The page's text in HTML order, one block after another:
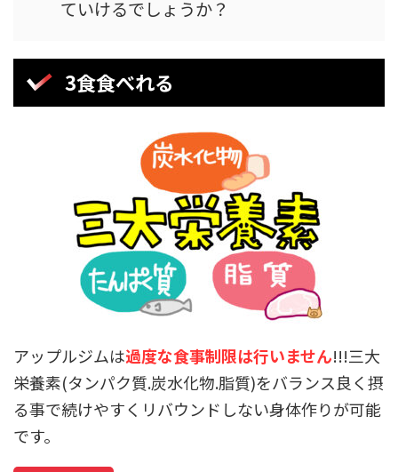
ていけるでしょうか？
3食食べれる
アップルジムは過度な食事制限は行いません!!!三大
栄養素(タンパク質.炭水化物.脂質)をバランス良く摂
る事で続けやすくリバウンドしない身体作りが可能
です。